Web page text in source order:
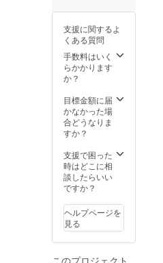
すので
先方様
にどち
らから
の贈り
からな
くなり
ますの
で ご注
いま
せ。
で ご注
意下さ
いま
せ。
出人に
なりま
すので
先方様
にどち
らから
からな
くなり
ますの
いま
せ。
前後す
る場合
がござ
いま
す。
瓶の形
カーは
イメー
ジで
充填機
の工事
が済み
次第、9
頃より
順次発
送予定
です。
「横浜
トコー
ラ」炭
酸入り
瓶ボト
ル
本】
「富士
山嶺ク
ラフト
ラ」炭
酸入り
瓶ボト
ル
本】 ★
オリジ
ナルグ
ラス
してご
場合、
１００
個以上
をご希
望され
別途費
用をご
相談さ
せてい
ます。
▶横浜
クラフ
トコー
業様会
社名が
入った
Wネー
的に販
頂く事
も可能
です。
(別途営
業担当
合わせ
のうえ
卸価格
をご提
ていた
だきま
す。) ▶
ノベル
してご
利用の
場合、
１００
支援に関するよ
くある質問
手数料はいく
らかかります
か？
目標金額に届
かなかった場
合どうなりま
すか？
支援で困った
時はどこに相
談したらいい
ですか？
ヘルプページを
見る
このプロジェクト